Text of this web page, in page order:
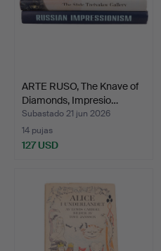
ARTE RUSO, The Knave of
Diamonds, Impresio…
Subastado 21 jun 2026
14 pujas
127 USD